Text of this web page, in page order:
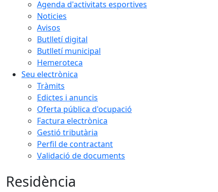
Agenda d'activitats esportives
Noticies
Avisos
Butlletí digital
Butlletí municipal
Hemeroteca
Seu electrònica
Tràmits
Edictes i anuncis
Oferta pública d'ocupació
Factura electrònica
Gestió tributària
Perfil de contractant
Validació de documents
Residència